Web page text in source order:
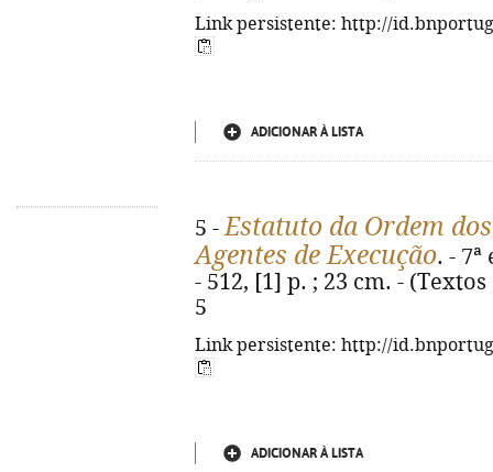
Link persistente: http://
ADICIONAR À LISTA
5 -Estatuto da Ordem
Agentes de Execução. -
- 512, [1] p. ; 23 cm. -
5
Link persistente: http://
ADICIONAR À LISTA